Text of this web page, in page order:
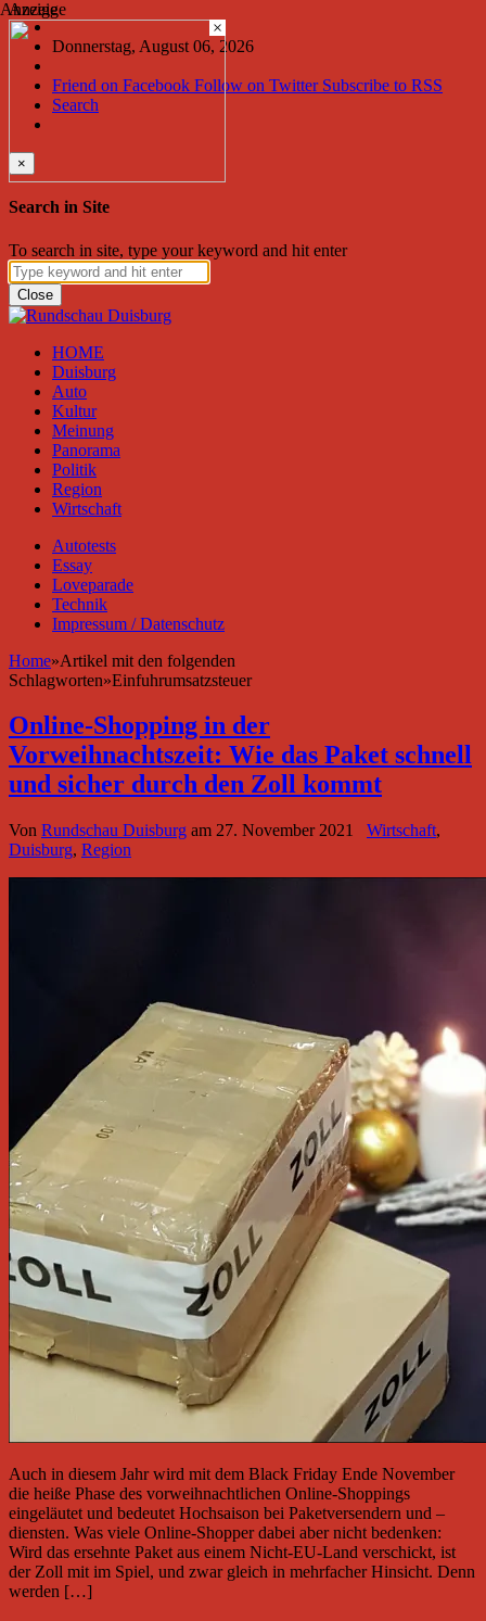
Donnerstag, August 06, 2026
Friend on Facebook Follow on Twitter Subscribe to RSS
Search
×
Search in Site
To search in site, type your keyword and hit enter
Close
HOME
Duisburg
Auto
Kultur
Meinung
Panorama
Politik
Region
Wirtschaft
Autotests
Essay
Loveparade
Technik
Impressum / Datenschutz
Home»Artikel mit den folgenden
Schlagworten»Einfuhrumsatzsteuer
Online-Shopping in der
Vorweihnachtszeit: Wie das Paket schnell
und sicher durch den Zoll kommt
Von Rundschau Duisburg am 27. November 2021 Wirtschaft,
Duisburg, Region
Auch in diesem Jahr wird mit dem Black Friday Ende November
die heiße Phase des vorweihnachtlichen Online-Shoppings
eingeläutet und bedeutet Hochsaison bei Paketversendern und –
diensten. Was viele Online-Shopper dabei aber nicht bedenken:
Wird das ersehnte Paket aus einem Nicht-EU-Land verschickt, ist
der Zoll mit im Spiel, und zwar gleich in mehrfacher Hinsicht. Denn
werden […]
Anzeige
×
Anzeige